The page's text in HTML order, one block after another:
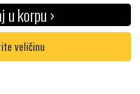
u korpu ›
veličinu